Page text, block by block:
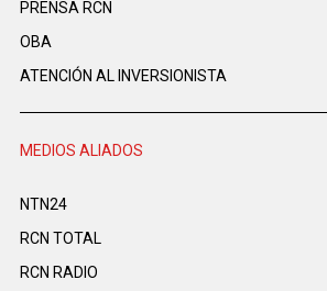
PRENSA RCN
OBA
ATENCIÓN AL INVERSIONISTA
MEDIOS ALIADOS
NTN24
RCN TOTAL
RCN RADIO